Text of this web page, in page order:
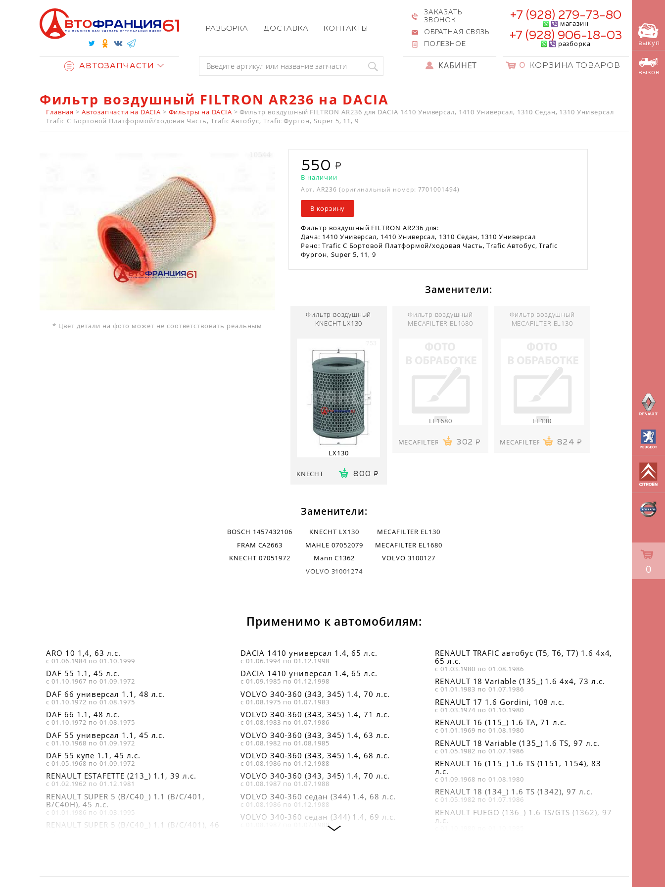
РАЗБОРКА ДОСТАВКА КОНТАКТЫ
ЗАКАЗАТЬ
ЗВОНОК
ОБРАТНАЯ СВЯЗЬ
ПОЛЕЗНОЕ
+7 (928) 279-73-80
магазин
+7 (928) 906-18-03
разборка
АВТОЗАПЧАСТИ КАБИНЕТ 0 КОРЗИНА ТОВАРОВ
Фильтр воздушный FILTRON AR236 на DACIA
Главная > Автозапчасти на DACIA > Фильтры на DACIA >Фильтр воздушный FILTRON AR236 для DACIA 1410 Универсал, 1410 Универсал, 1310 Седан, 1310 Универсал
Trafic C Бортовой Платформой/ходовая Часть, Trafic Автобус, Trafic Фургон, Super 5, 11, 9
* Цвет детали на фото может не соответствовать реальным
550
В наличии
Арт.AR236 (оригинальный номер: 7701001494)
В корзину
Фильтр воздушный FILTRON AR236 для:
Дача: 1410 Универсал, 1410 Универсал, 1310 Седан, 1310 Универсал
Рено: Trafic C Бортовой Платформой/ходовая Часть, Trafic Автобус, Trafic
Фургон, Super 5, 11, 9
Заменители:
Фильтр воздушный
KNECHT LX130
LX130
KNECHT 800
Фильтр воздушный
MECAFILTER EL1680
EL1680
MECAFILTER 302
Фильтр воздушный
MECAFILTER EL130
EL130
MECAFILTER 824
Заменители:
BOSCH 1457432106
FRAM CA2663
KNECHT 07051972
KNECHT LX130
MAHLE 07052079
Mann C1362
MECAFILTER EL130
MECAFILTER EL1680
VOLVO 3100127
VOLVO 31001274
Применимо к автомобилям:
ARO 10 1,4, 63 л.с.
с 01.06.1984 по 01.10.1999
DAF 55 1.1, 45 л.с.
с 01.10.1967 по 01.09.1972
DAF 66 универсал 1.1, 48 л.с.
с 01.10.1972 по 01.08.1975
DAF 66 1.1, 48 л.с.
с 01.10.1972 по 01.08.1975
DAF 55 универсал 1.1, 45 л.с.
с 01.10.1968 по 01.09.1972
DAF 55 купе 1.1, 45 л.с.
с 01.05.1968 по 01.09.1972
RENAULT ESTAFETTE (213_) 1.1, 39 л.с.
с 01.02.1962 по 01.12.1981
RENAULT SUPER 5 (B/C40_) 1.1 (B/C/401,
B/C40H), 45 л.с.
с 01.01.1986 по 01.03.1995
RENAULT SUPER 5 (B/C40_) 1.1 (B/C/401), 46
DACIA 1410 универсал 1.4, 65 л.с.
с 01.06.1994 по 01.12.1998
DACIA 1410 универсал 1.4, 65 л.с.
с 01.09.1985 по 01.12.1998
VOLVO 340-360 (343, 345) 1.4, 70 л.с.
с 01.08.1975 по 01.07.1983
VOLVO 340-360 (343, 345) 1.4, 71 л.с.
с 01.08.1983 по 01.07.1986
VOLVO 340-360 (343, 345) 1.4, 63 л.с.
с 01.08.1982 по 01.08.1985
VOLVO 340-360 (343, 345) 1.4, 68 л.с.
с 01.08.1986 по 01.12.1988
VOLVO 340-360 (343, 345) 1.4, 70 л.с.
с 01.08.1987 по 01.07.1988
VOLVO 340-360 седан (344) 1.4, 68 л.с.
с 01.08.1986 по 01.12.1988
VOLVO 340-360 седан (344) 1.4, 69 л.с.
с 01.08.1987 по 01.07.1988
RENAULT 5 (122_) 1.4 Alpine A5 (1223), 93 л.с.
RENAULT TRAFIC автобус (T5, T6, T7) 1.6 4x4,
65 л.с.
с 01.03.1980 по 01.08.1986
RENAULT 18 Variable (135_) 1.6 4x4, 73 л.с.
с 01.01.1983 по 01.07.1986
RENAULT 17 1.6 Gordini, 108 л.с.
с 01.03.1974 по 01.10.1980
RENAULT 16 (115_) 1.6 TA, 71 л.с.
с 01.01.1969 по 01.08.1980
RENAULT 18 Variable (135_) 1.6 TS, 97 л.с.
с 01.05.1982 по 01.07.1986
RENAULT 16 (115_) 1.6 TS (1151, 1154), 83
л.с.
с 01.09.1968 по 01.08.1980
RENAULT 18 (134_) 1.6 TS (1342), 97 л.с.
с 01.05.1982 по 01.07.1986
RENAULT FUEGO (136_) 1.6 TS/GTS (1362), 97
л.с.
с 01.06.1986 по 01.04.1989
выкуп
вызов
0